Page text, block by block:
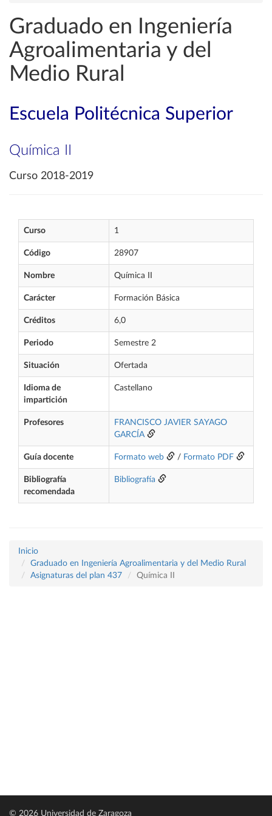
Graduado en Ingeniería
Agroalimentaria y del
Medio Rural
Escuela Politécnica Superior
Química II
Curso 2018-2019
Curso 1
Código 28907
Nombre Química II
Carácter Formación Básica
Créditos 6,0
Periodo Semestre 2
Situación Ofertada
Idioma de
impartición
Castellano
Profesores
FRANCISCO JAVIER SAYAGO
GARCÍA
Guía docente Formato web / Formato PDF
Bibliografía
recomendada
Bibliografía
Inicio
Graduado en Ingeniería Agroalimentaria y del Medio Rural
Asignaturas del plan 437
Química II
© 2026 Universidad de Zaragoza